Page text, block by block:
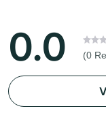
0.0 (0